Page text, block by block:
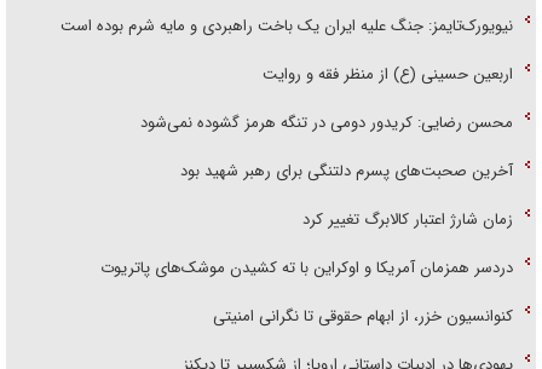
نیویورک‌تایمز: جنگ علیه ایران یک باخت راهبردی و مایه شرم بوده است
اربعین حسینی (ع) از منظر فقه و روایت
محسن رضایی: کریدور دومی در تنگه هرمز گشوده نمی‌شود
آخرین صحبت‌های پسرم دلتنگی برای رهبر شهید بود
زمان شارژ اعتبار کالابرگ تغییر کرد
دردسر همزمان آمریکا و اوکراین با ته کشیدن موشک‌های پاتریوت
کنوانسیون خزر، از ابهام حقوقی تا نگرانی امنیتی